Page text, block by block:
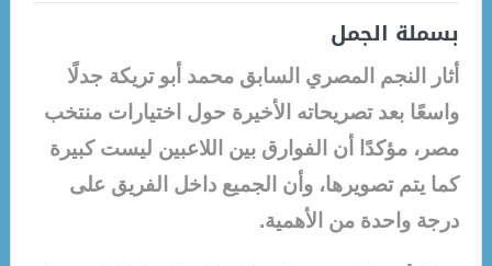
بسملة الجمل
أثار النجم المصري السابق محمد أبو تريكة جدلًا
واسعًا بعد تصريحاته الأخيرة حول اختيارات منتخب
مصر، مؤكدًا أن الفوارق بين اللاعبين ليست كبيرة
كما يتم تصويرها، وأن الجميع داخل الفريق على
درجة واحدة من الأهمية.